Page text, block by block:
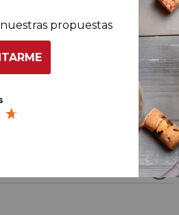
que llaman la atención de
está Valdelosfrailes, creado
cuya calidad está refrendada
de Bruselas.
con fruta y madera.
propuestas